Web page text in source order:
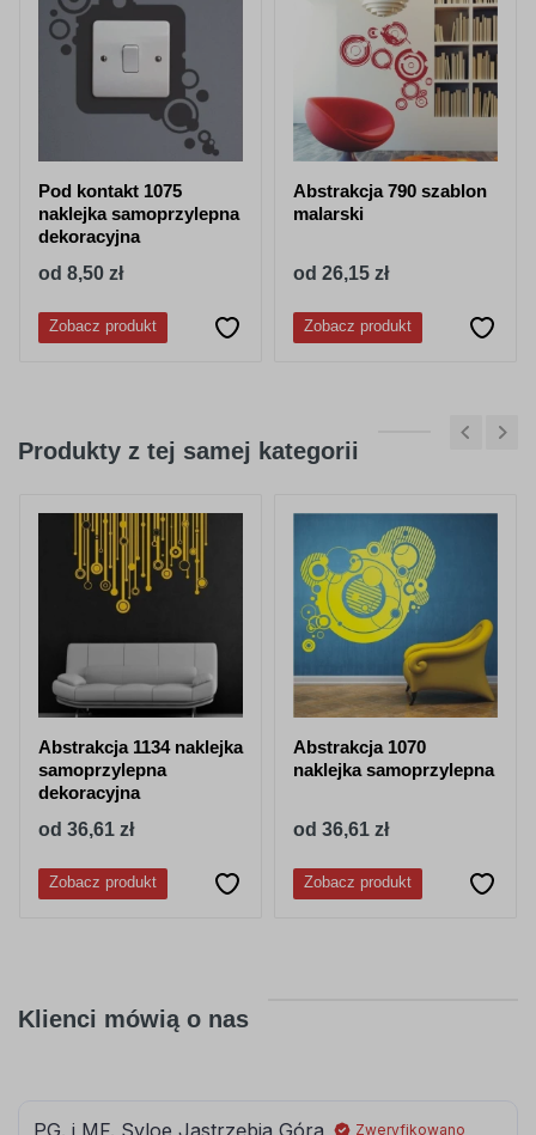
050
granatowy
518
stalowy-
niebieski
lazurowy
jasny niebieski
pastelowy-
niebieski
drogowy-
niebieski
062
jasny
zielony
063
pastelowy
zielony
066
613
Pod kontakt 1075
naklejka samoprzylepna
dekoracyjna
od 8,50 zł
Zobacz produkt
Abstrakcja 790 szablon
malarski
od 26,15 zł
Zobacz produkt
Produkty z tej samej kategorii
Abstrakcja 1134 naklejka
samoprzylepna
dekoracyjna
od 36,61 zł
Zobacz produkt
Abstrakcja 1070
naklejka samoprzylepna
od 36,61 zł
Zobacz produkt
Klienci mówią o nas